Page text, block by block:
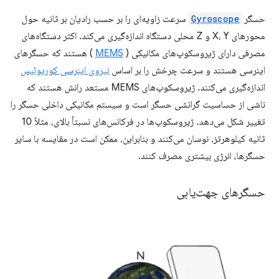
حسگر Gyroscope سرعت زاویه‌ای را بر حسب رادیان بر ثانیه حول
محورهای X، Y و Z محلی دستگاه اندازه‌گیری می‌کند. اکثر دستگاه‌های
مصرفی دارای ژیروسکوپ‌های مکانیکی ( MEMS ) هستند که حسگرهای
اینرسی هستند و سرعت چرخش را بر اساس نیروی اینرسی کوریولیس
اندازه‌گیری می‌کنند. ژیروسکوپ‌های MEMS مستعد رانش هستند که
ناشی از حساسیت گرانشی حسگر است و سیستم مکانیکی داخلی حسگر را
تغییر شکل می‌دهد. ژیروسکوپ‌ها در فرکانس‌های نسبتاً بالای، مثلاً 10
ثانیه کیلوهرتز، نوسان می‌کنند و بنابراین، ممکن است در مقایسه با سایر
حسگرها، انرژی بیشتری مصرف کنند.
حسگرهای جهت‌یابی